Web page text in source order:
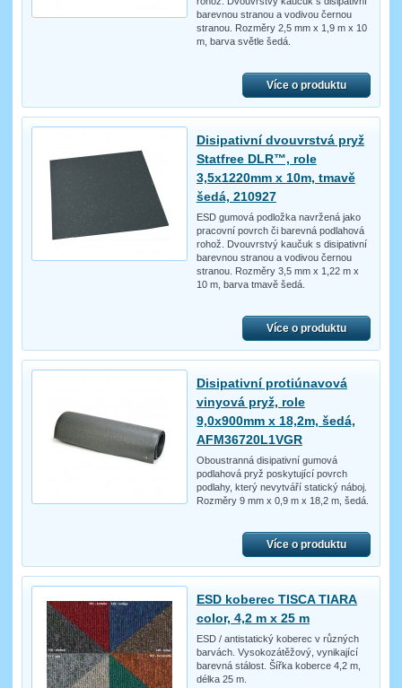
barevnou stranou a vodivou černou
stranou. Rozměry 2,5 mm x 1,9 m x 10
m, barva světle šedá.
Více o produktu
Disipativní dvouvrstvá pryž
Statfree DLR™, role
3,5x1220mm x 10m, tmavě
šedá, 210927
ESD gumová podložka navržená jako
pracovní povrch či barevná podlahová
rohož. Dvouvrstvý kaučuk s disipativní
barevnou stranou a vodivou černou
stranou. Rozměry 3,5 mm x 1,22 m x
10 m, barva tmavě šedá.
Více o produktu
Disipativní protiúnavová
vinyová pryž, role
9,0x900mm x 18,2m, šedá,
AFM36720L1VGR
Oboustranná disipativní gumová
podlahová pryž poskytující povrch
podlahy, který nevytváří statický náboj.
Rozměry 9 mm x 0,9 m x 18,2 m, šedá.
Více o produktu
ESD koberec TISCA TIARA
color, 4,2 m x 25 m
ESD / antistatický koberec v různých
barvách. Vysokozátěžový, vynikající
barevná stálost. Šířka koberce 4,2 m,
délka 25 m.